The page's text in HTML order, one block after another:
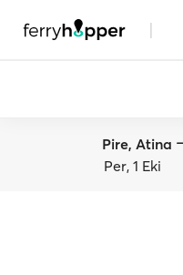
|
Pire, Atina
Per, 1 Eki